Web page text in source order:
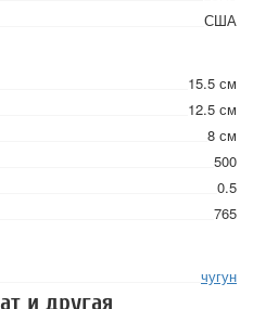
США
15.5 см
12.5 см
8 см
500
0.5
765
чугун
и другая